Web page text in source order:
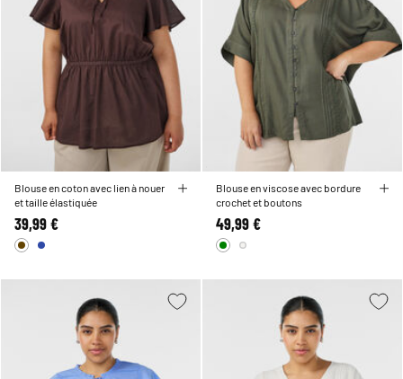
Blouse en coton avec lien à nouer
et taille élastiquée
39,99 €
Blouse en viscose avec bordure
crochet et boutons
49,99 €